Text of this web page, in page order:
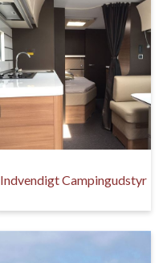
Indvendigt Campingudstyr